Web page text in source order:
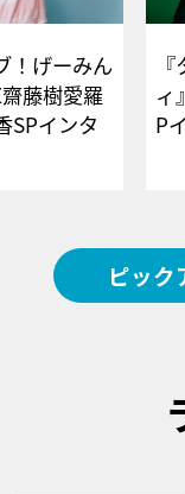
！げーみん
藤樹愛羅
SPインタ
ィ
P
ピック